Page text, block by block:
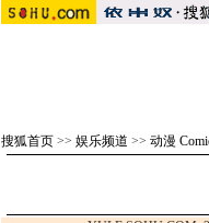
搜狐首页 >> 娱乐频道 >> 动漫